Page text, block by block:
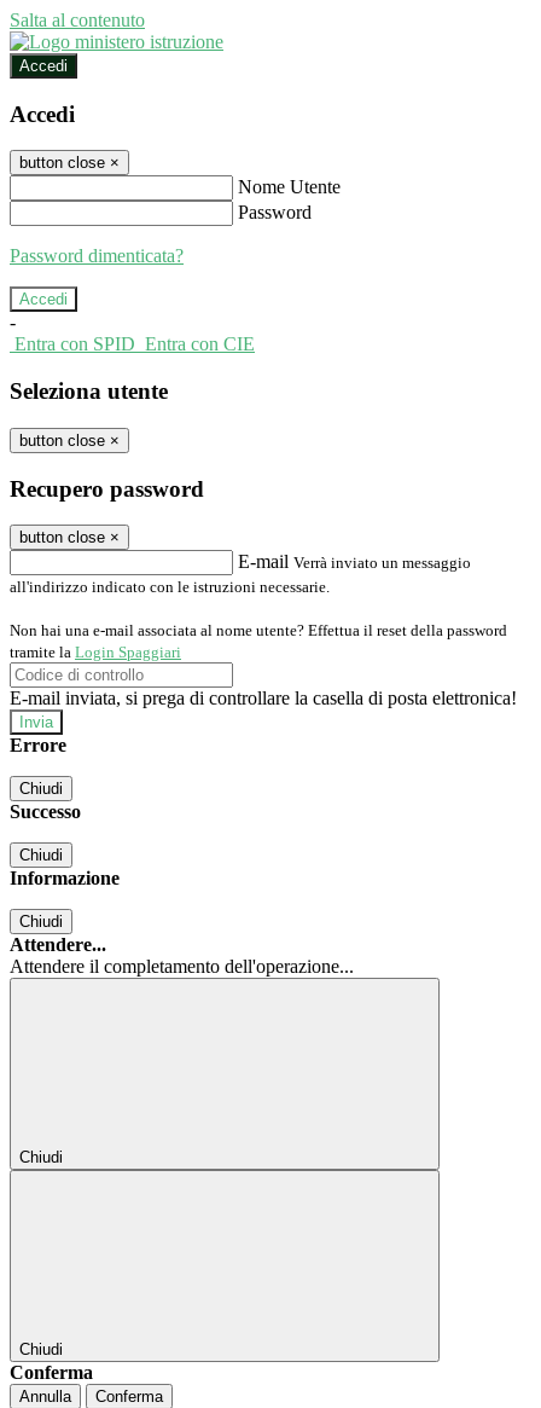
Salta al contenuto
Accedi
Accedi
button close ×
Nome Utente
Password
Password dimenticata?
-
Entra con SPID Entra con CIE
Seleziona utente
button close ×
Recupero password
button close ×
E-mail Verrà inviato un messaggio
all'indirizzo indicato con le istruzioni necessarie.
Non hai una e-mail associata al nome utente? Effettua il reset della password
tramite la Login Spaggiari
E-mail inviata, si prega di controllare la casella di posta elettronica!
Errore
Chiudi
Successo
Chiudi
Informazione
Chiudi
Attendere...
Attendere il completamento dell'operazione...
Chiudi
Chiudi
Conferma
Annulla Conferma